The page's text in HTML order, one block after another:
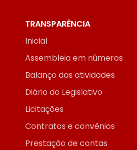
TRANSPARÊNCIA
Inicial
Assembleia em números
Balanço das atividades
Diário do Legislativo
Licitações
Contratos e convênios
Prestação de contas